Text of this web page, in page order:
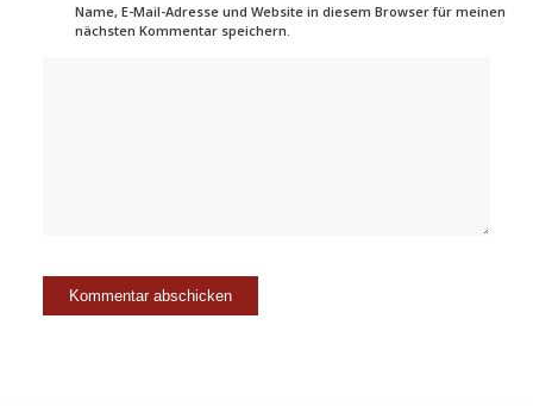
Name, E-Mail-Adresse und Website in diesem Browser für meinen
nächsten Kommentar speichern.